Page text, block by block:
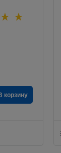
корзину